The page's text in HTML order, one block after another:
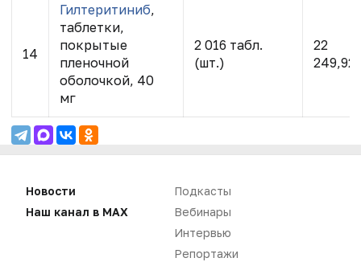
14
Гилтеритиниб,
таблетки,
покрытые
пленочной
оболочкой, 40
мг
2 016 табл.
(шт.)
22
249,92
Новости
Наш канал в MAX
Подкасты
Вебинары
Интервью
Репортажи